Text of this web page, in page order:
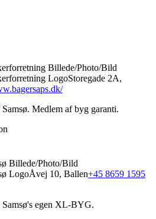
Storegade 2A,
Medlem af byg garanti.
Åvej 10, Ballen+45 8659 1595
egen XL-BYG.